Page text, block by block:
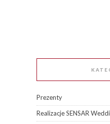
Prezenty
Realizacje SENSAR